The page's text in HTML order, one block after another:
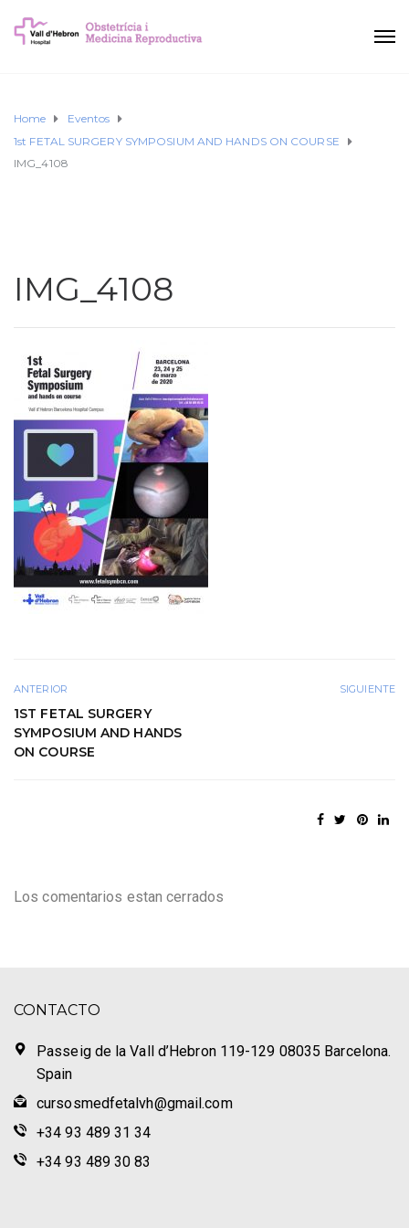
Home
Eventos
1st FETAL SURGERY SYMPOSIUM AND HANDS ON COURSE
IMG_4108
IMG_4108
ANTERIOR
1ST FETAL SURGERY
SYMPOSIUM AND HANDS
ON COURSE
SIGUIENTE
Los comentarios estan cerrados
CONTACTO
Passeig de la Vall d’Hebron 119-129 08035 Barcelona.
Spain
cursosmedfetalvh@gmail.com
+34 93 489 31 34
+34 93 489 30 83